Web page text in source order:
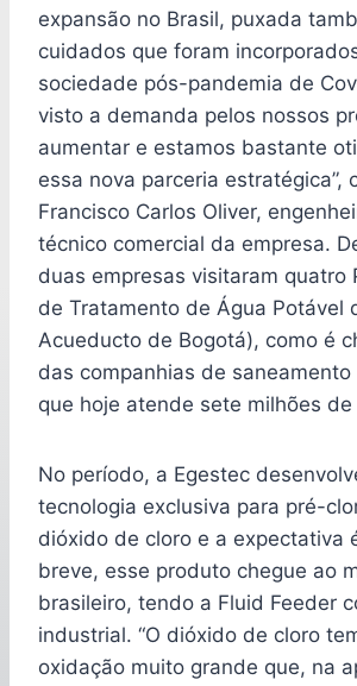
expansão no Brasil, puxada
cuidados que foram
sociedade pós-pandemia de
visto a demanda pelos nossos
aumentar e estamos bastante
essa nova parceria estratégica”,
Francisco Carlos Oliver,
técnico comercial da empresa.
duas empresas visitaram quatro
de Tratamento de Água Potável
Acueducto de Bogotá), como é
das companhias de
que hoje atende sete milhões
No período, a Egestec
tecnologia exclusiva para pré-
dióxido de cloro e a expectativa
breve, esse produto chegue ao
brasileiro, tendo a Fluid Feeder
industrial. “O dióxido de cloro
oxidação muito grande que, na